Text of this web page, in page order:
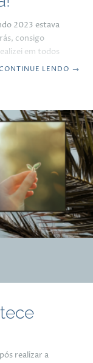
2023 estava
consigo
em todos
com muita
que tive nesses
Em todas
LENDO →
realizar a